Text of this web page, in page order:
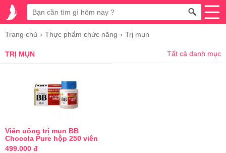
Trang chủ Thực phẩm chức năng Trị mụn
TRỊ MỤN Tất cả danh mục
Viên uống trị mụn BB
Chocola Pure hộp 250 viên
của Nhật Bản
499.000 đ